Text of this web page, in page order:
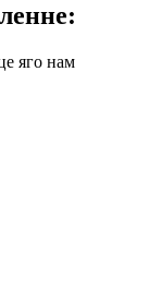
яго нам